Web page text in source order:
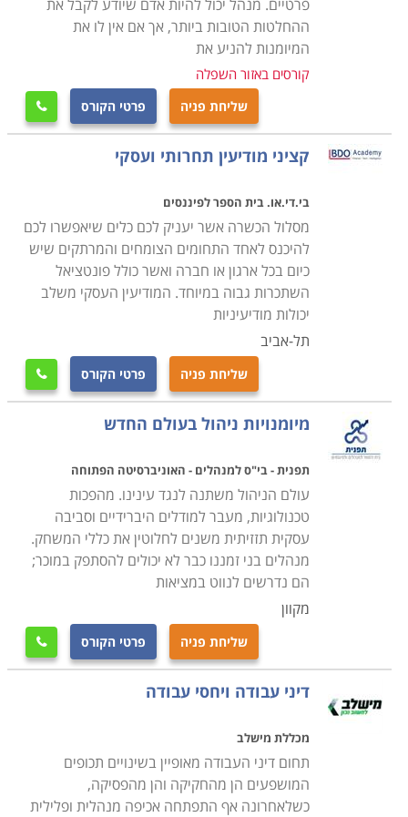
פרטיים. מנהל יכול להיות אדם שיודע לקבל את
ההחלטות הטובות ביותר, אך אם אין לו את
המיומנות להניע את
קורסים באזור השפלה
שליחת פניה פרטי הקורס 
קציני מודיעין תחרותי ועסקי
בי.די.או. בית הספר לפיננסים
מסלול הכשרה אשר יעניק לכם כלים שיאפשרו לכם
להיכנס לאחד התחומים הצומחים והמרתקים שיש
כיום בכל ארגון או חברה ואשר כולל פונטציאל
השתכרות גבוה במיוחד. המודיעין העסקי משלב
יכולות מודיעיניות
תל-אביב
שליחת פניה פרטי הקורס 
מיומנויות ניהול בעולם החדש
תפנית - בי"ס למנהלים - האוניברסיטה הפתוחה
עולם הניהול משתנה לנגד עינינו. מהפכות
טכנולוגיות, מעבר למודלים היברידיים וסביבה
עסקית תזזיתית משנים לחלוטין את כללי המשחק.
מנהלים בני זמננו כבר לא יכולים להסתפק במוכר;
הם נדרשים לנווט במציאות
מקוון
שליחת פניה פרטי הקורס 
דיני עבודה ויחסי עבודה
מכללת מישלב
תחום דיני העבודה מאופיין בשינויים תכופים
המושפעים הן מהחקיקה והן מהפסיקה,
כשלאחרונה אף התפתחה אכיפה מנהלית ופלילית